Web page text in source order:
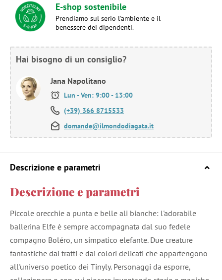
E-shop sostenibile
Prendiamo sul serio l'ambiente e il
benessere dei dipendenti.
Hai bisogno di un consiglio?
Jana Napolitano
Lun - Ven: 9:00 - 13:00
(+39) 366 8715533
domande@ilmondodiagata.it
Descrizione e parametri
Descrizione e parametri
Piccole orecchie a punta e belle ali bianche: l'adorabile
ballerina Elfe è sempre accompagnata dal suo fedele
compagno Boléro, un simpatico elefante. Due creature
fantastiche dai tratti e dai colori delicati che appartengono
all'universo poetico dei Tinyly. Personaggi da esporre,